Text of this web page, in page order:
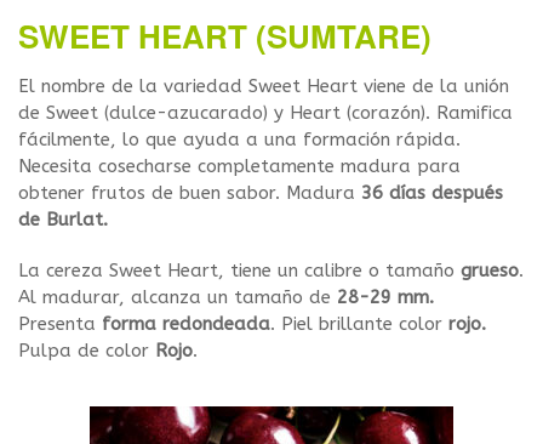
SWEET HEART (SUMTARE)
El nombre de la variedad Sweet Heart viene de la unión
de Sweet (dulce-azucarado) y Heart (corazón). Ramifica
fácilmente, lo que ayuda a una formación rápida.
Necesita cosecharse completamente madura para
obtener frutos de buen sabor. Madura 36 días después
de Burlat.
La cereza Sweet Heart, tiene un calibre o tamaño grueso.
Al madurar, alcanza un tamaño de 28-29 mm.
Presenta forma redondeada. Piel brillante color rojo.
Pulpa de color Rojo.